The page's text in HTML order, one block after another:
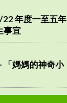
年度一至五年
事宜
「媽媽的神奇小